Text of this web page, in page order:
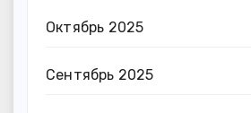
Октябрь 2025
Сентябрь 2025